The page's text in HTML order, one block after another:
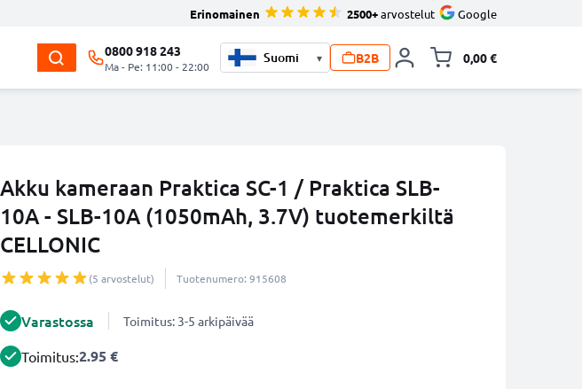
Erinomainen 2500+arvostelut Google
0800 918 243
Ma - Pe: 11:00 - 22:00
▾ B2B 0,00 €
Akku kameraan Praktica SC-1 / Praktica SLB-
10A - SLB-10A (1050mAh, 3.7V) tuotemerkiltä
CELLONIC
(5 arvostelut) Tuotenumero: 915608
Varastossa Toimitus: 3-5 arkipäivää
Toimitus:2.95 €